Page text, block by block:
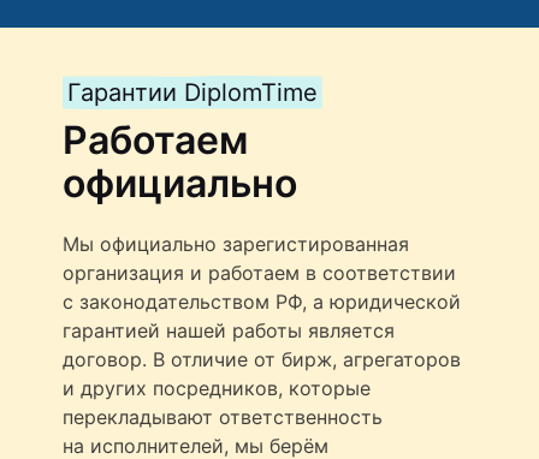
Гарантии DiplomTime
Работаем
официально
Мы официально зарегистированная
организация и работаем в соответствии
с законодательством РФ, а юридической
гарантией нашей работы является
договор. В отличие от бирж, агрегаторов
и других посредников, которые
перекладывают ответственность
на исполнителей, мы берём